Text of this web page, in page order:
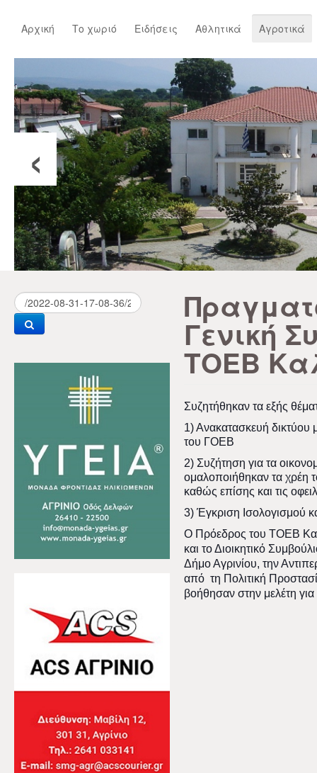
Αρχική Το χωριό Ειδήσεις Αθλητικά Αγροτικά
‹
Γενική
ΤΟΕΒ
Συζητήθηκαν τα εξής
1) Ανακατασκευή δικτύου
του ΓΟΕΒ
2) Συζήτηση για τα
ομαλοποιήθηκαν τα χρέη
καθώς επίσης και τις
3) Έγκριση Ισολογισμού
Ο Πρόεδρος του ΤΟΕΒ
και το Διοικητικό
Δήμο Αγρινίου, την
από τη Πολιτική
βοήθησαν στην μελέτη